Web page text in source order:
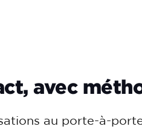
avec
au porte-à-